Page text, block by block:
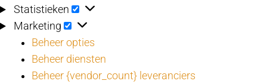
Statistieken Statistieken
Marketing Marketing
Beheer opties
Beheer diensten
Beheer {vendor_count} leveranciers